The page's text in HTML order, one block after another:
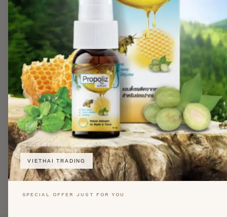
VIETHAI TRADING
SPECIAL OFFER JUST FOR YOU